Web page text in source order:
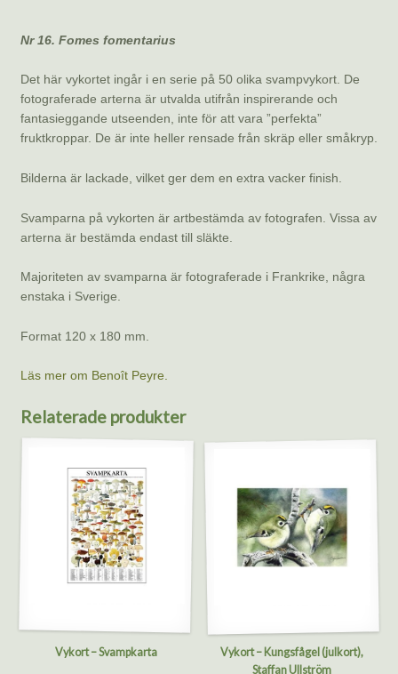
Nr 16. Fomes fomentarius
Det här vykortet ingår i en serie på 50 olika svampvykort. De
fotograferade arterna är utvalda utifrån inspirerande och
fantasieggande utseenden, inte för att vara ”perfekta”
fruktkroppar. De är inte heller rensade från skräp eller småkryp.
Bilderna är lackade, vilket ger dem en extra vacker finish.
Svamparna på vykorten är artbestämda av fotografen. Vissa av
arterna är bestämda endast till släkte.
Majoriteten av svamparna är fotograferade i Frankrike, några
enstaka i Sverige.
Format 120 x 180 mm.
Läs mer om Benoît Peyre.
Relaterade produkter
Vykort – Svampkarta
Vykort – Kungsfågel (julkort),
Staffan Ullström